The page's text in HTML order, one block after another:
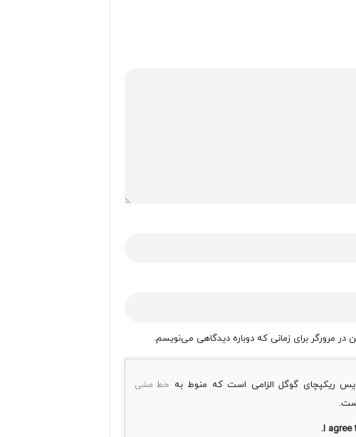
در مرورگر برای زمانی که دوباره دیدگاهی می‌نویسم.
ریکپچای گوگل الزامی است که منوط به خط مشی
I agree